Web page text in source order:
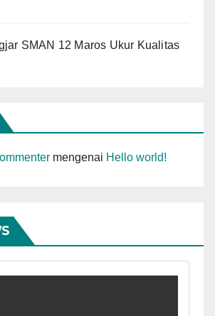
SMAN 12 Maros Ukur Kualitas
mengenai Hello world!